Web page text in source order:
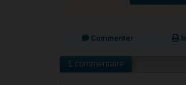
Commenter
1 commentaire